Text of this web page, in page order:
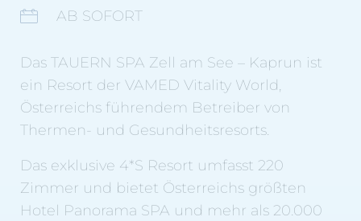
AB SOFORT
Das TAUERN SPA Zell am See – Kaprun ist
ein Resort der VAMED Vitality World,
Österreichs führendem Betreiber von
Thermen- und Gesundheitsresorts.
Das exklusive 4*S Resort umfasst 220
Zimmer und bietet Österreichs größten
Hotel Panorama SPA und mehr als 20.000